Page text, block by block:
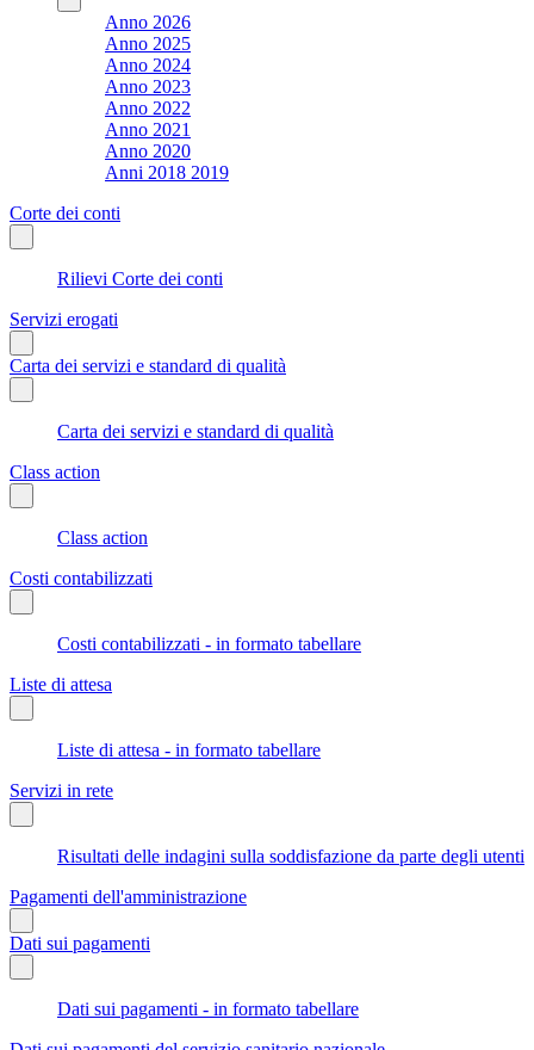
Anno 2026
Anno 2025
Anno 2024
Anno 2023
Anno 2022
Anno 2021
Anno 2020
Anni 2018 2019
Corte dei conti
Rilievi Corte dei conti
Servizi erogati
Carta dei servizi e standard di qualità
Carta dei servizi e standard di qualità
Class action
Class action
Costi contabilizzati
Costi contabilizzati - in formato tabellare
Liste di attesa
Liste di attesa - in formato tabellare
Servizi in rete
Risultati delle indagini sulla soddisfazione da parte degli utenti
Pagamenti dell'amministrazione
Dati sui pagamenti
Dati sui pagamenti - in formato tabellare